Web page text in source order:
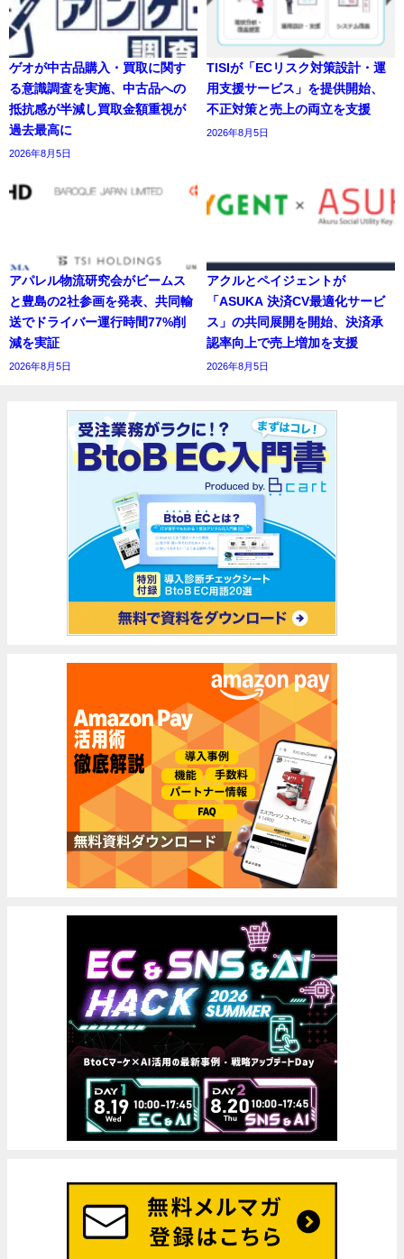
ゲオが中古品購入・買取に関す
る意識調査を実施、中古品への
抵抗感が半減し買取金額重視が
過去最高に
2026年8月5日
TISIが「ECリスク対策設計・運
用支援サービス」を提供開始、
不正対策と売上の両立を支援
2026年8月5日
アパレル物流研究会がビームス
と豊島の2社参画を発表、共同輸
送でドライバー運行時間77%削
減を実証
2026年8月5日
アクルとペイジェントが
「ASUKA 決済CV最適化サービ
ス」の共同展開を開始、決済承
認率向上で売上増加を支援
2026年8月5日